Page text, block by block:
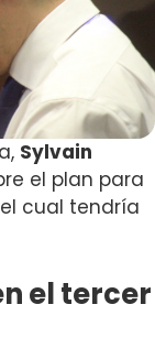
Sylvain
el plan para
cual tendría
el tercer